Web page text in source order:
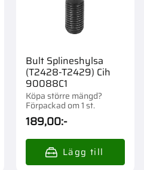
Bult Splineshylsa
(T2428-T2429) Cih
90088C1
Köpa större mängd?
Förpackad om 1 st.
189,00:-